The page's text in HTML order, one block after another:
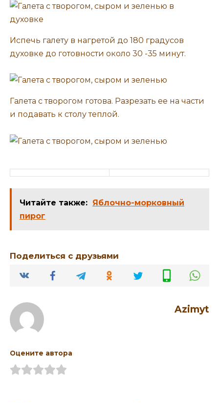
Испечь галету в нагретой до 180 градусов
духовке до готовности около 30 -35 минут.
Галета с творогом готова. Разрезать ее на части
и подавать к столу теплой.
Читайте также: Яблочно-морковный
пирог
Поделиться с друзьями
Azimyt
Оцените автора